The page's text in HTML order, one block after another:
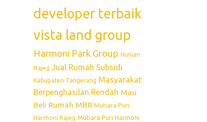
developer terbaik
vista land group
Harmoni Park Group Hunian
Rajeg Jual Rumah Subsidi
Kabupaten Tangerang Masyarakat
Berpenghasilan Rendah Mau
Beli Rumah MBR Mutiara Puri
Harmoni Rajeg Mutiara Puri Harmoni